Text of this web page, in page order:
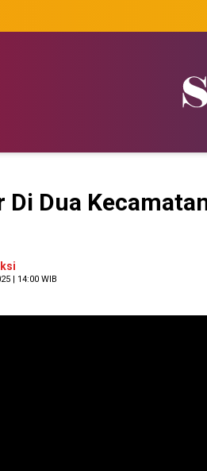
Di Dua
| 14:00 WIB